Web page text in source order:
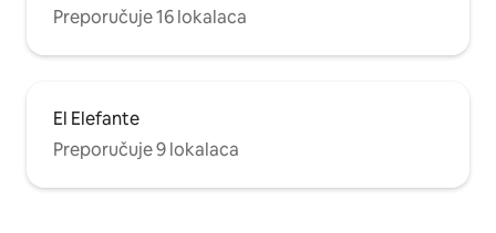
Preporučuje 16 lokalaca
El Elefante
Preporučuje 9 lokalaca